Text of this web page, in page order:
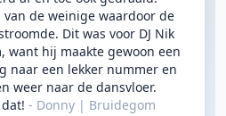
van de weinige waardoor de
Dit was voor DJ Nik
want hij maakte gewoon een
naar een lekker nummer en
weer naar de dansvloer.
- Donny | Bruidegom